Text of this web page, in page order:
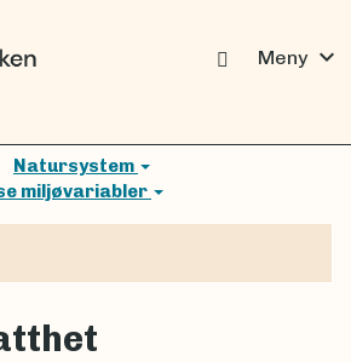
Meny expand_more
Natursystem
miljøvariabler